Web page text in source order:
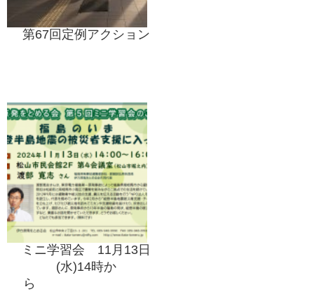
第67回定例アクション
ミニ学習会 11月13日
(水)14時か
ら